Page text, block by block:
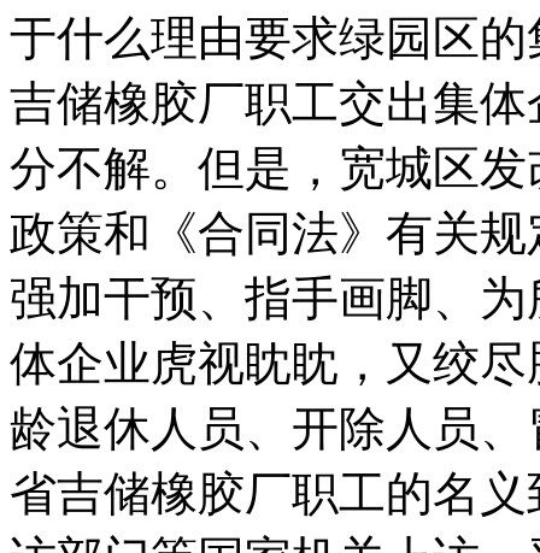
于什么理由要求绿园区
吉储橡胶厂职工交出集
分不解。但是，宽城区
政策和《合同法》有关
强加干预、指手画脚、
体企业虎视眈眈，又绞
龄退休人员、开除人员
省吉储橡胶厂职工的名